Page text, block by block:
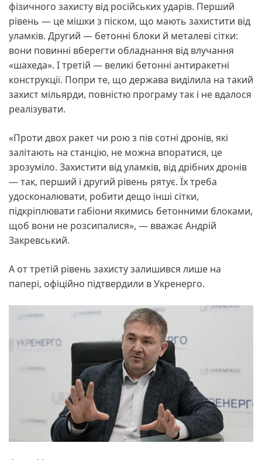
фізичного захисту від російських ударів. Перший
рівень — це мішки з піском, що мають захистити від
уламків. Другий — бетонні блоки й металеві сітки:
вони повинні вберегти обладнання від влучання
«шахеда». І третій — великі бетонні антиракетні
конструкції. Попри те, що держава виділила на такий
захист мільярди, повністю програму так і не вдалося
реалізувати.
«Проти двох ракет чи рою з пів сотні дронів, які
залітають на станцію, не можна впоратися, це
зрозуміло. Захистити від уламків, від дрібних дронів
— так, перший і другий рівень рятує. Їх треба
удосконалювати, робити дещо інші сітки,
підкріплювати габіони якимись бетонними блоками,
щоб вони не розсипалися», — вважає Андрій
Закревський.
А от третій рівень захисту залишився лише на
папері, офіційно підтвердили в Укренерго.